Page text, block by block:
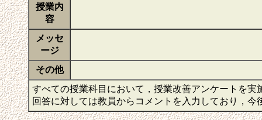
授業内
容
メッセ
ージ
その他
すべての授業科目において，授業改善アンケートを
回答に対しては教員からコメントを入力しており，